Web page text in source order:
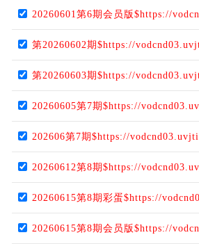
20260601第6期会员版$https://
第20260602期$https://
第20260603期$https://
20260605第7期$https://
202606第7期$https://
20260612第8期$https://
20260615第8期彩蛋$https://
20260615第8期会员版$https://